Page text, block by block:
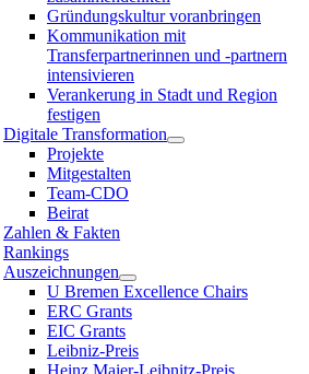
Gründungskultur voranbringen
Kommunikation mit
Transferpartnerinnen und -partnern
intensivieren
Verankerung in Stadt und Region
festigen
Digitale Transformation
Projekte
Mitgestalten
Team-CDO
Beirat
Zahlen & Fakten
Rankings
Auszeichnungen
U Bremen Excellence Chairs
ERC Grants
EIC Grants
Leibniz-Preis
Heinz Maier-Leibnitz-Preis